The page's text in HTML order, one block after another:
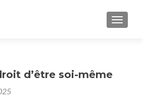
d’être soi-même